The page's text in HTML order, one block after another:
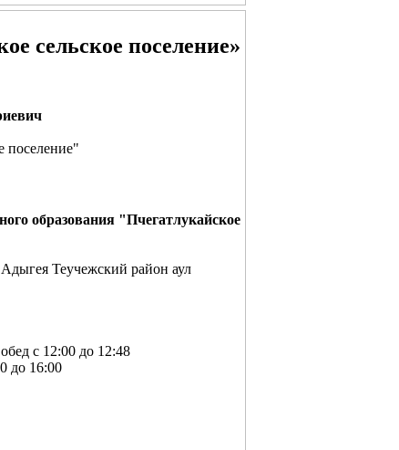
сельское поселение»
поселение"
образования "Пчегатлукайское
Теучежский район аул
, обед с 12:00 до 12:48
до 16:00